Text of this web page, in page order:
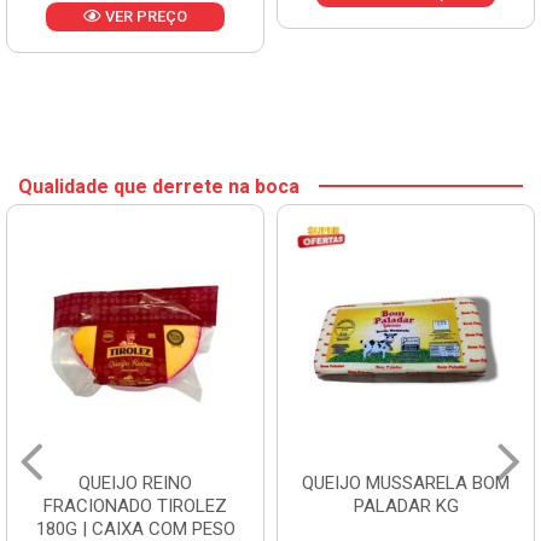
VER PREÇO
Qualidade que derrete na boca
QUEIJO REINO
FRACIONADO TIROLEZ
180G | CAIXA COM PESO
QUEIJO MUSSARELA BOM
PALADAR KG